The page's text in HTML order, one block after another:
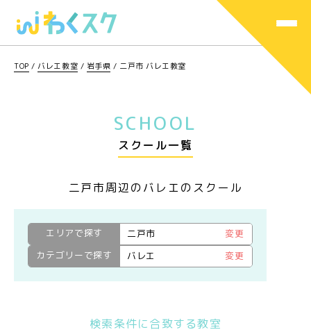
TOP / バレエ教室 / 岩手県 / 二戸市 バレエ教室
SCHOOL
スクール一覧
二戸市周辺のバレエのスクール
エリアで探す 二戸市
変更
カテゴリーで探す
バレエ 変更
検索条件に合致する教室